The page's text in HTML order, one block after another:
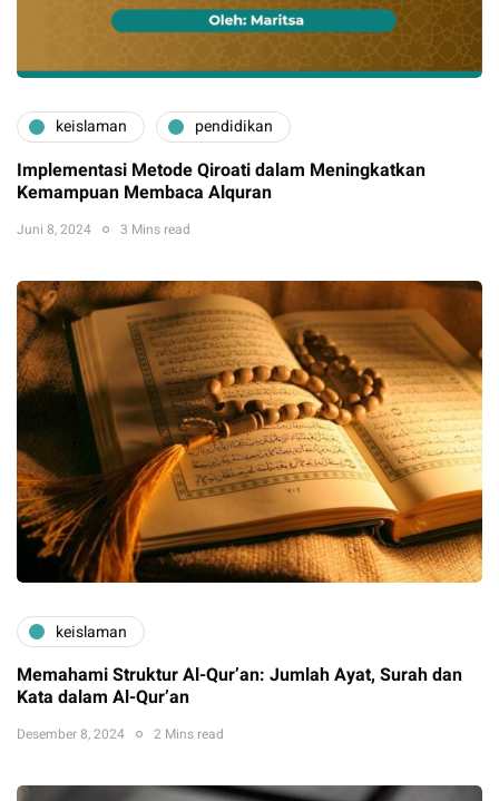
keislaman pendidikan
Implementasi Metode Qiroati dalam Meningkatkan
Kemampuan Membaca Alquran
Juni 8, 2024 3 Mins read
keislaman
Memahami Struktur Al-Qur’an: Jumlah Ayat, Surah dan
Kata dalam Al-Qur’an
Desember 8, 2024 2 Mins read